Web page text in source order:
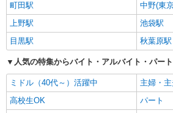
町田駅
中野(東
上野駅
池袋駅
目黒駅
秋葉原駅
人気の特集からバイト・アルバイト・パー
ミドル（40代～）活躍中
主婦・
高校生OK
パート